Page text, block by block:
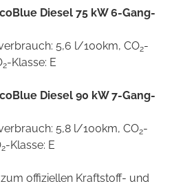
Diesel 75 kW 6-Gang-
5,6 l/100km, CO2-
2-Klasse: E
Diesel 90 kW 7-Gang-
5,8 l/100km, CO2-
2-Klasse: E
offiziellen Kraftstoff- und